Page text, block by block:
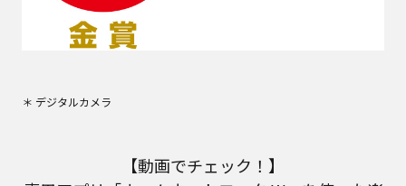
＊ デジタルカメラ
【動画でチェック！】